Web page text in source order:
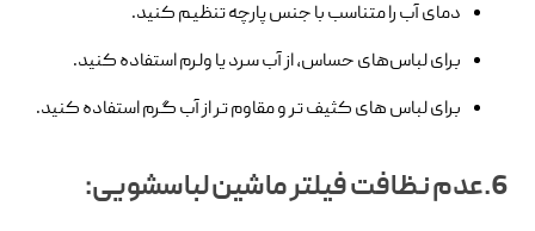
دمای آب را متناسب با جنس پارچه تنظیم کنید.
برای لباس‌های حساس، از آب سرد یا ولرم استفاده کنید.
برای لباس های کثیف تر و مقاوم تر از آب گرم استفاده کنید.
6.عدم نظافت فیلتر ماشین لباسشویی: